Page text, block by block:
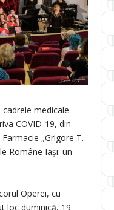
medicale
COVID-19, din
„Grigore T.
Române Iași: un
Operei, cu
loc duminică, 19